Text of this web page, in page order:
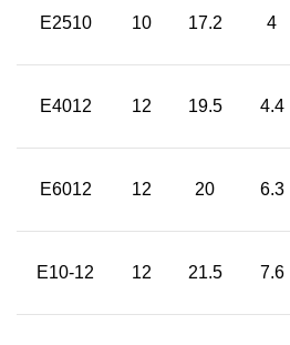
E2510 10 17.2 4
E4012 12 19.5 4.4
E6012 12 20 6.3
E10-12 12 21.5 7.6